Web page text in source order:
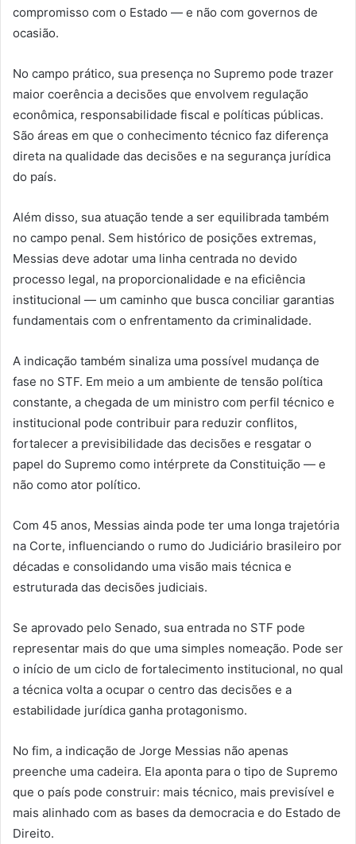
compromisso com o Estado — e não com governos de
ocasião.
No campo prático, sua presença no Supremo pode trazer
maior coerência a decisões que envolvem regulação
econômica, responsabilidade fiscal e políticas públicas.
São áreas em que o conhecimento técnico faz diferença
direta na qualidade das decisões e na segurança jurídica
do país.
Além disso, sua atuação tende a ser equilibrada também
no campo penal. Sem histórico de posições extremas,
Messias deve adotar uma linha centrada no devido
processo legal, na proporcionalidade e na eficiência
institucional — um caminho que busca conciliar garantias
fundamentais com o enfrentamento da criminalidade.
A indicação também sinaliza uma possível mudança de
fase no STF. Em meio a um ambiente de tensão política
constante, a chegada de um ministro com perfil técnico e
institucional pode contribuir para reduzir conflitos,
fortalecer a previsibilidade das decisões e resgatar o
papel do Supremo como intérprete da Constituição — e
não como ator político.
Com 45 anos, Messias ainda pode ter uma longa trajetória
na Corte, influenciando o rumo do Judiciário brasileiro por
décadas e consolidando uma visão mais técnica e
estruturada das decisões judiciais.
Se aprovado pelo Senado, sua entrada no STF pode
representar mais do que uma simples nomeação. Pode ser
o início de um ciclo de fortalecimento institucional, no qual
a técnica volta a ocupar o centro das decisões e a
estabilidade jurídica ganha protagonismo.
No fim, a indicação de Jorge Messias não apenas
preenche uma cadeira. Ela aponta para o tipo de Supremo
que o país pode construir: mais técnico, mais previsível e
mais alinhado com as bases da democracia e do Estado de
Direito.